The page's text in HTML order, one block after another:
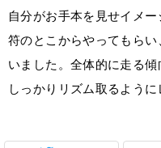
自分がお手本を見せイメ
符のとこからやってもら
いました。全体的に走る
しっかりリズム取るように